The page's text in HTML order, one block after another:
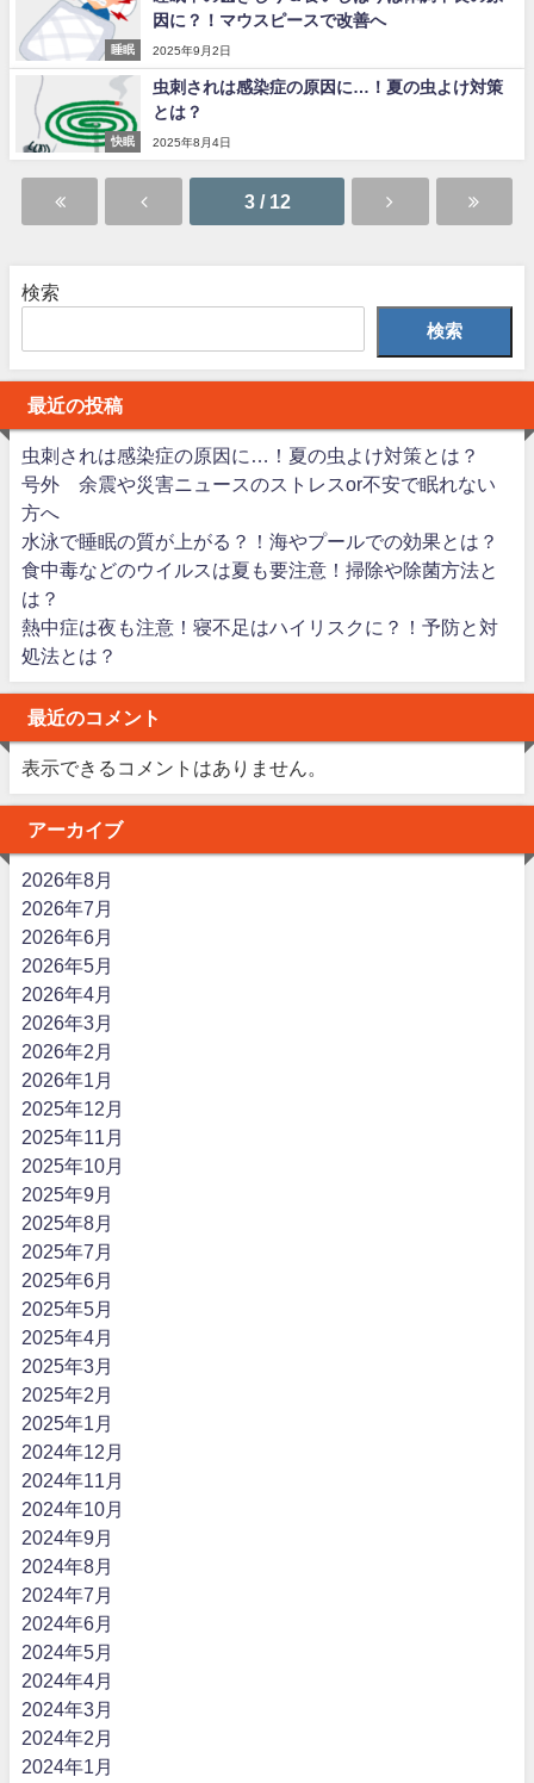
睡眠
因に？！マウスピースで改善へ
2025年9月2日
快眠
虫刺されは感染症の原因に…！夏の虫よけ対策
とは？
2025年8月4日
3 / 12
検索
検索
最近の投稿
虫刺されは感染症の原因に…！夏の虫よけ対策とは？
号外 余震や災害ニュースのストレスor不安で眠れない
方へ
水泳で睡眠の質が上がる？！海やプールでの効果とは？
食中毒などのウイルスは夏も要注意！掃除や除菌方法と
は？
熱中症は夜も注意！寝不足はハイリスクに？！予防と対
処法とは？
最近のコメント
表示できるコメントはありません。
アーカイブ
2026年8月
2026年7月
2026年6月
2026年5月
2026年4月
2026年3月
2026年2月
2026年1月
2025年12月
2025年11月
2025年10月
2025年9月
2025年8月
2025年7月
2025年6月
2025年5月
2025年4月
2025年3月
2025年2月
2025年1月
2024年12月
2024年11月
2024年10月
2024年9月
2024年8月
2024年7月
2024年6月
2024年5月
2024年4月
2024年3月
2024年2月
2024年1月